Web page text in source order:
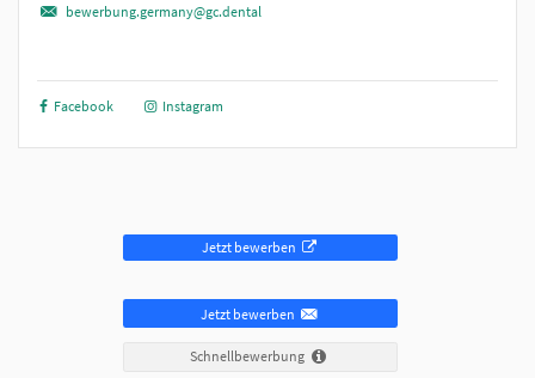
bewerbung.germany@gc.dental
Facebook Instagram
Jetzt bewerben
Jetzt bewerben
Schnellbewerbung